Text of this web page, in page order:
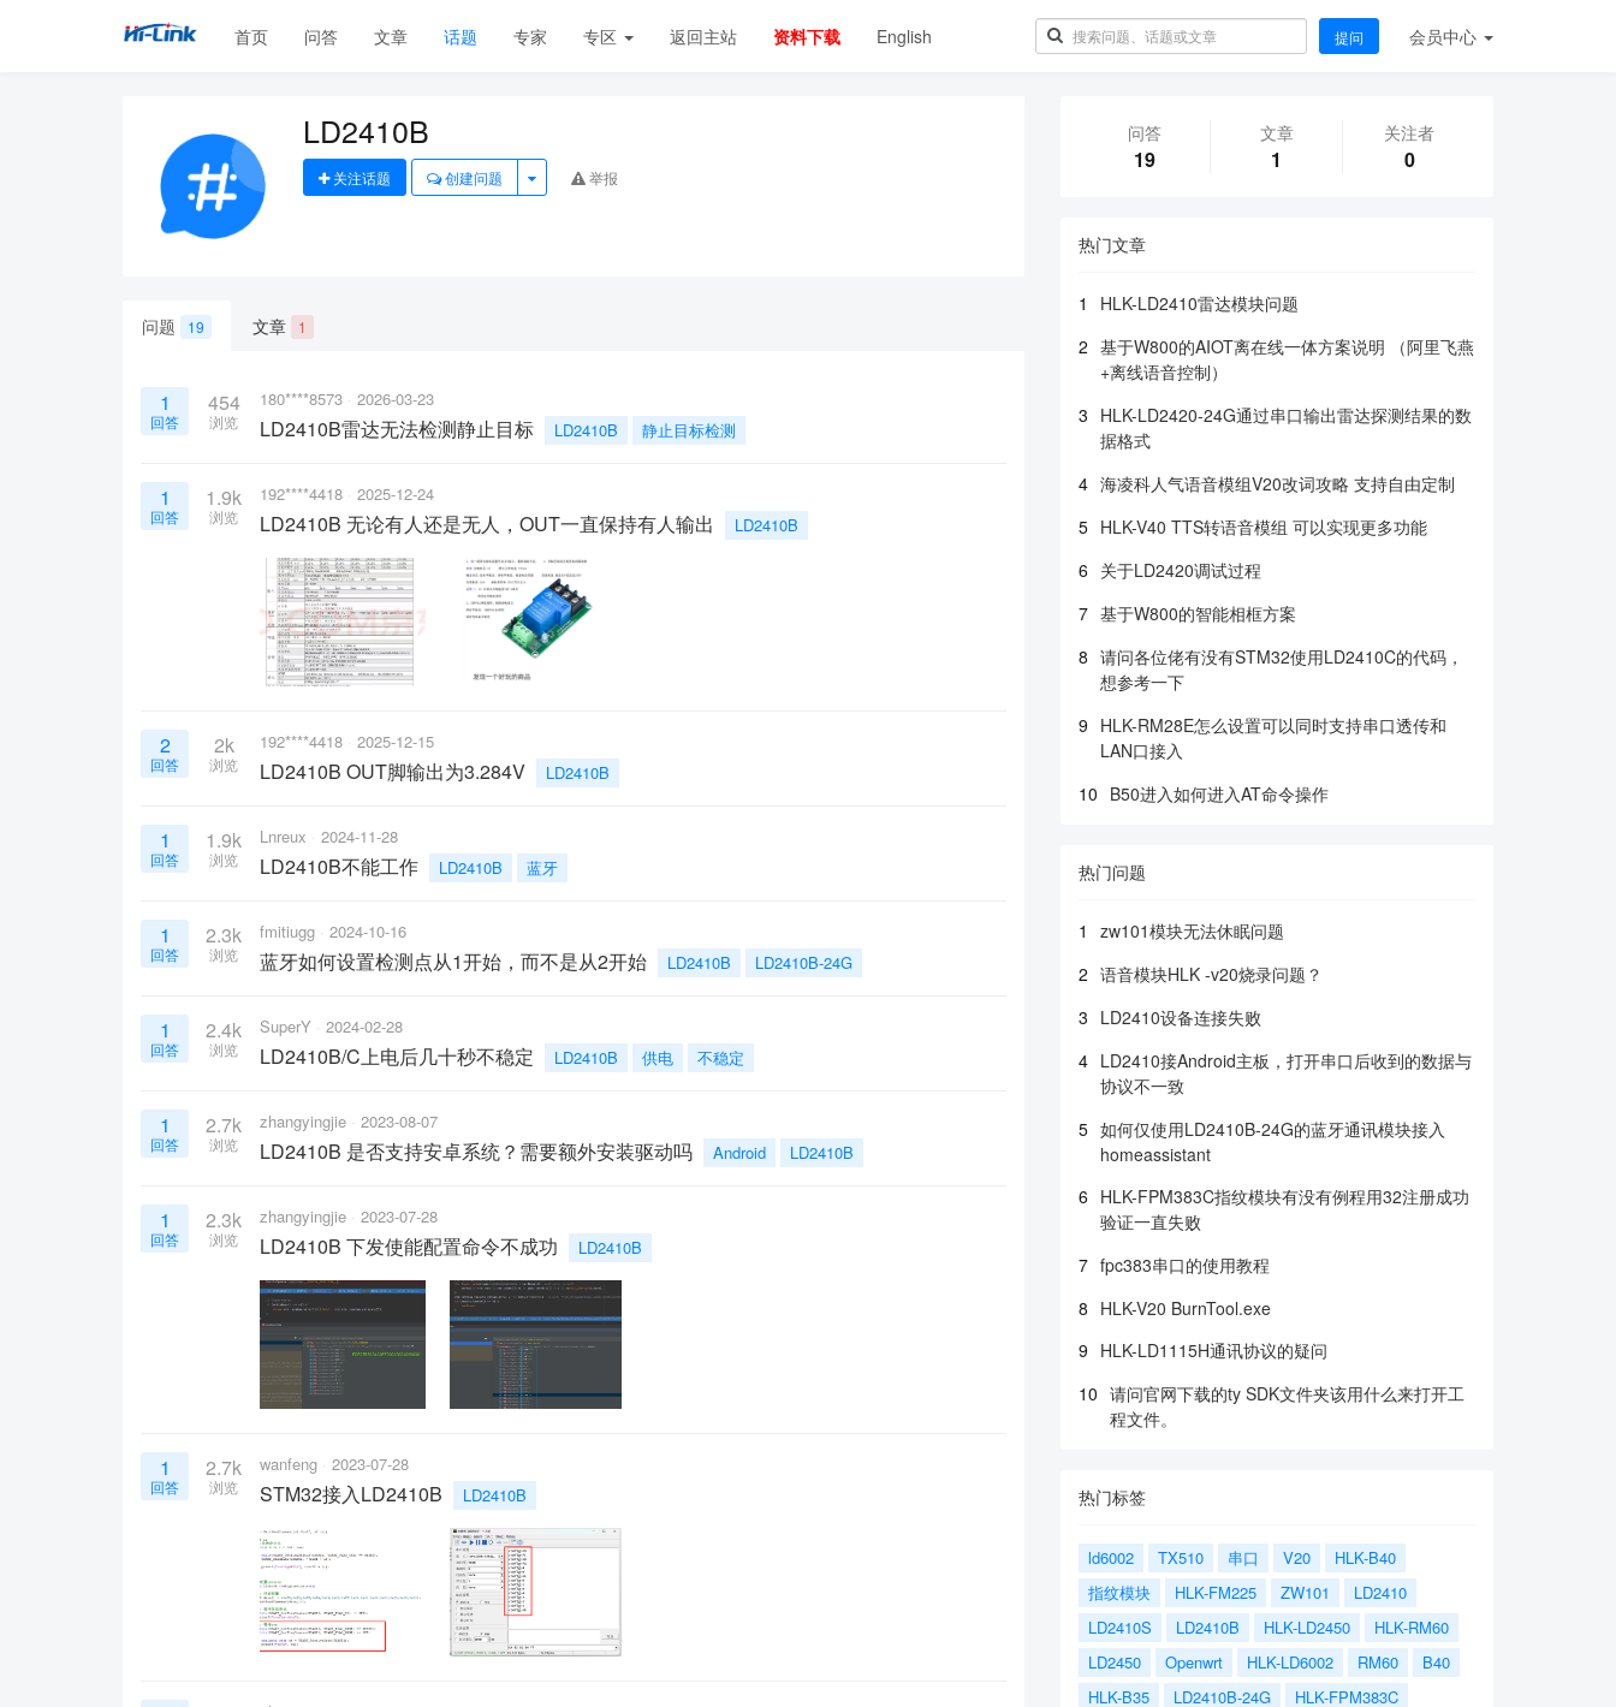
首页 问答 文章 话题 专家 专区 返回主站 资料下载 English 提问 会员中心
LD2410B
关注话题 创建问题 举报
问题 19 文章 1
1
回答
454
浏览
180****8573 2026-03-23
LD2410B雷达无法检测静止目标 LD2410B 静止目标检测
1
回答
1.9k
浏览
192****4418 2025-12-24
LD2410B 无论有人还是无人，OUT一直保持有人输出 LD2410B
2
回答
2k
浏览
192****4418 2025-12-15
LD2410B OUT脚输出为3.284V LD2410B
1
回答
1.9k
浏览
Lnreux 2024-11-28
LD2410B不能工作 LD2410B 蓝牙
1
回答
2.3k
浏览
fmitiugg 2024-10-16
蓝牙如何设置检测点从1开始，而不是从2开始 LD2410B LD2410B-24G
1
回答
2.4k
浏览
SuperY 2024-02-28
LD2410B/C上电后几十秒不稳定 LD2410B 供电 不稳定
1
回答
2.7k
浏览
zhangyingjie 2023-08-07
LD2410B 是否支持安卓系统？需要额外安装驱动吗 Android LD2410B
1
回答
2.3k
浏览
zhangyingjie 2023-07-28
LD2410B 下发使能配置命令不成功 LD2410B
1
回答
2.7k
浏览
wanfeng 2023-07-28
STM32接入LD2410B LD2410B
问答
19
文章
1
关注者
0
热门文章
1
HLK-LD2410雷达模块问题
2 基于W800的AIOT离在线一体方案说明 （阿里飞燕
+离线语音控制）
3 HLK-LD2420-24G通过串口输出雷达探测结果的数
据格式
4 海凌科人气语音模组V20改词攻略 支持自由定制
5 HLK-V40 TTS转语音模组 可以实现更多功能
6 关于LD2420调试过程
7 基于W800的智能相框方案
8 请问各位佬有没有STM32使用LD2410C的代码，
想参考一下
9 HLK-RM28E怎么设置可以同时支持串口透传和
LAN口接入
10 B50进入如何进入AT命令操作
热门问题
1
zw101模块无法休眠问题
2 语音模块HLK -v20烧录问题？
3 LD2410设备连接失败
4 LD2410接Android主板，打开串口后收到的数据与
协议不一致
5 如何仅使用LD2410B-24G的蓝牙通讯模块接入
homeassistant
6 HLK-FPM383C指纹模块有没有例程用32注册成功
验证一直失败
7 fpc383串口的使用教程
8 HLK-V20 BurnTool.exe
9 HLK-LD1115H通讯协议的疑问
10 请问官网下载的ty SDK文件夹该用什么来打开工
程文件。
热门标签
ld6002 TX510 串口 V20
HLK-B40
指纹模块
HLK-FM225 ZW101
LD2410
LD2410S
LD2410B HLK-LD2450
HLK-RM60
LD2450
Openwrt HLK-LD6002 RM60
B40
HLK-B35
LD2410B-24G
HLK-FPM383C